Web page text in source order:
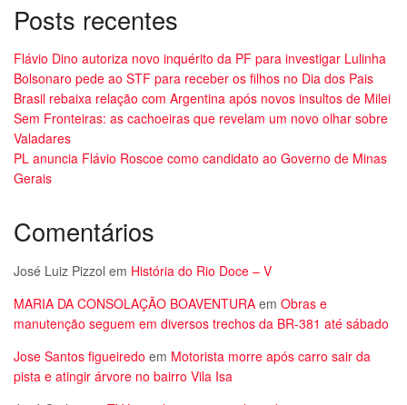
Posts recentes
Flávio Dino autoriza novo inquérito da PF para investigar Lulinha
Bolsonaro pede ao STF para receber os filhos no Dia dos Pais
Brasil rebaixa relação com Argentina após novos insultos de Milei
Sem Fronteiras: as cachoeiras que revelam um novo olhar sobre
Valadares
PL anuncia Flávio Roscoe como candidato ao Governo de Minas
Gerais
Comentários
José Luiz Pizzol em História do Rio Doce – V
MARIA DA CONSOLAÇÃO BOAVENTURA em Obras e
manutenção seguem em diversos trechos da BR-381 até sábado
Jose Santos figueiredo em Motorista morre após carro sair da
pista e atingir árvore no bairro Vila Isa